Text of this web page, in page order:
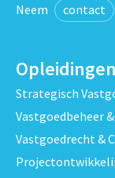
Neem contact
Strategisch
Vastgoedbeheer
Vastgoedrecht &